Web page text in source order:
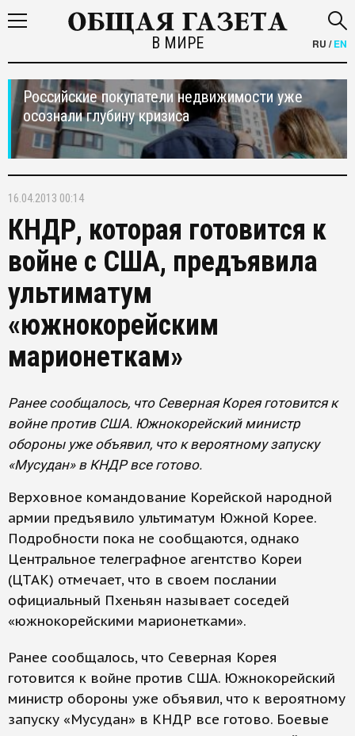
В МИРЕ RU /EN
Российские покупатели недвижимости уже
осознали глубину кризиса
16.04.2013 00:14
КНДР, которая готовится к
войне с США, предъявила
ультиматум
«южнокорейским
марионеткам»
Ранее сообщалось, что Северная Корея готовится к
войне против США. Южнокорейский министр
обороны уже объявил, что к вероятному запуску
«Мусудан» в КНДР все готово.
Верховное командование Корейской народной
армии предъявило ультиматум Южной Корее.
Подробности пока не сообщаются, однако
Центральное телеграфное агентство Кореи
(ЦТАК) отмечает, что в своем послании
официальный Пхеньян называет соседей
«южнокорейскими марионетками».
Ранее сообщалось, что Северная Корея
готовится к войне против США. Южнокорейский
министр обороны уже объявил, что к вероятному
запуску «Мусудан» в КНДР все готово. Боевые